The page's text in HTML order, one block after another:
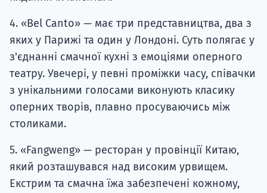
4. «Bel Canto» — має три представництва, два з
яких у Парижі та один у Лондоні. Суть полягає у
з'єднанні смачної кухні з емоціями оперного
театру. Увечері, у певні проміжки часу, співачки
з унікальними голосами виконують класику
оперних творів, плавно просуваючись між
столиками.
5. «Fangweng» — ресторан у провінції Китаю,
який розташувався над високим урвищем.
Екстрим та смачна їжа забезпечені кожному,